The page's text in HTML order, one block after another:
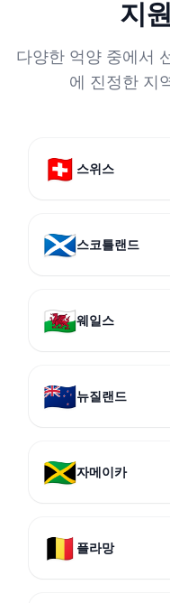
지
다양한 억양 중에서
에 진정한 지
🇨🇭 스위스
🏴󠁧󠁢󠁳󠁣󠁴󠁿스코틀랜드
🏴󠁧󠁢󠁷󠁬󠁳󠁿웨일스
🇳🇿뉴질랜드
🇯🇲자메이카
🇧🇪 플라망